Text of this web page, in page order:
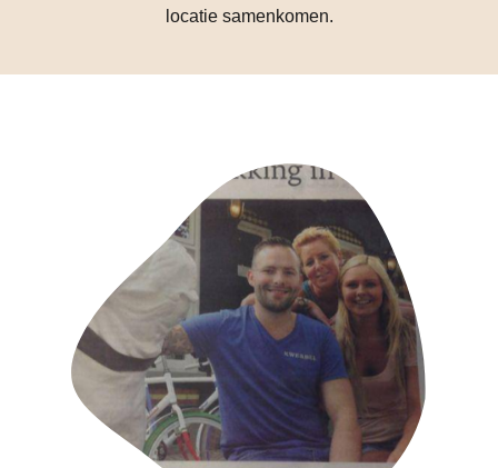
locatie samenkomen.